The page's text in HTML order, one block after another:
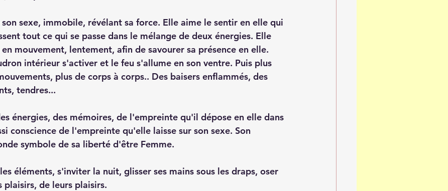
sexe, immobile, révélant sa force. Elle aime le sentir en elle qui
tout ce qui se passe dans le mélange de deux énergies. Elle
mouvement, lentement, afin de savourer sa présence en elle.
intérieur s'activer et le feu s'allume en son ventre. Puis plus
plus de corps à corps.. Des baisers enflammés, des
tendres...
énergies, des mémoires, de l'empreinte qu'il dépose en elle dans
conscience de l'empreinte qu'elle laisse sur son sexe. Son
symbole de sa liberté d'être Femme.
éléments, s'inviter la nuit, glisser ses mains sous les draps, oser
de leurs plaisirs.